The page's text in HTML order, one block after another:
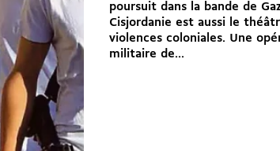
poursuit dans la bande de
Cisjordanie est aussi le
violences coloniales. Une
militaire de...